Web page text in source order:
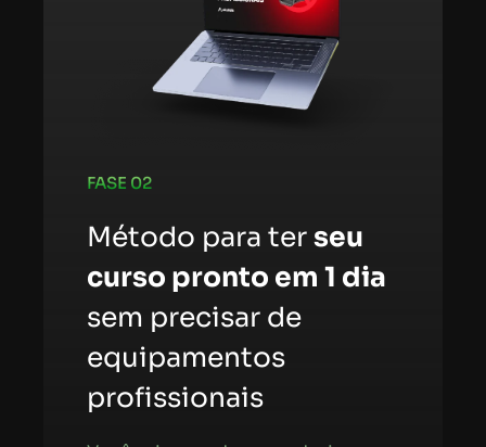
FASE 02
Método para terseu
curso pronto em 1 dia
sem precisar de
equipamentos
profissionais